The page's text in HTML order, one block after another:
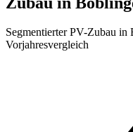
Segmentierter PV-Zubau
Vorjahresvergleich